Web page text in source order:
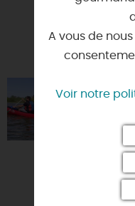
Loire
A vous de
Voir notre